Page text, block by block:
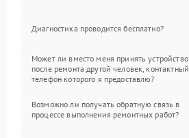
Диагностика проводится бесплатно?
Может ли вместо меня принять устройство
после ремонта другой человек, контактный
телефон которого я предоставлю?
Возможно ли получать обратную связь в
процессе выполнения ремонтных работ?